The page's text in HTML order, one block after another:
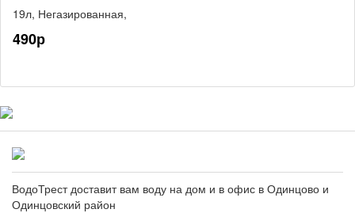
19л, Негазированная,
490р
ВодоТрест доставит вам воду на дом и в офис в Одинцово и
Одинцовский район